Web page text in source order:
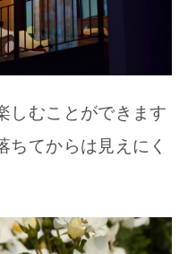
しむことができます
ちてからは見えにく